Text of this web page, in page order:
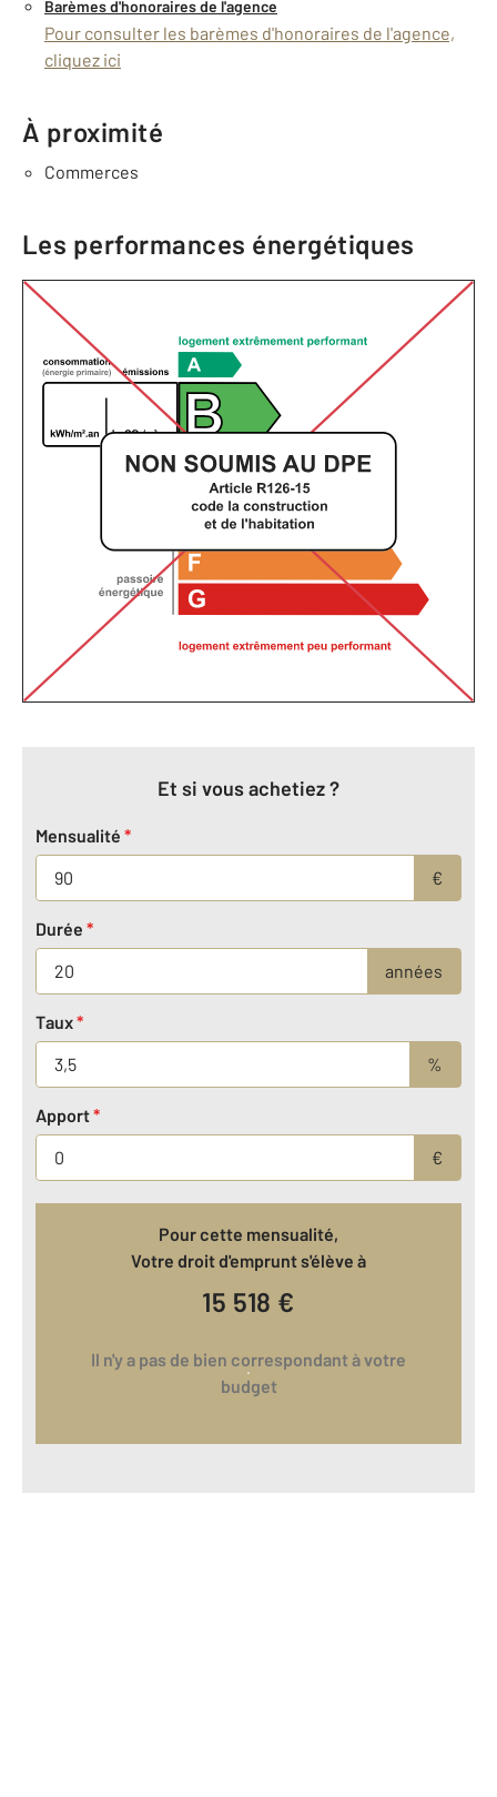
Barèmes d'honoraires de l'agence
Pour consulter les barèmes d'honoraires de l'agence,
cliquez ici
À proximité
Commerces
Les performances énergétiques
Et si vous achetiez ?
Mensualité *
€
Durée *
années
Taux*
%
Apport*
€
Pour cette mensualité,
Votre droit d'emprunt s'élève à
15 518 €
Il n'y a pas de bien correspondant à votre
budget